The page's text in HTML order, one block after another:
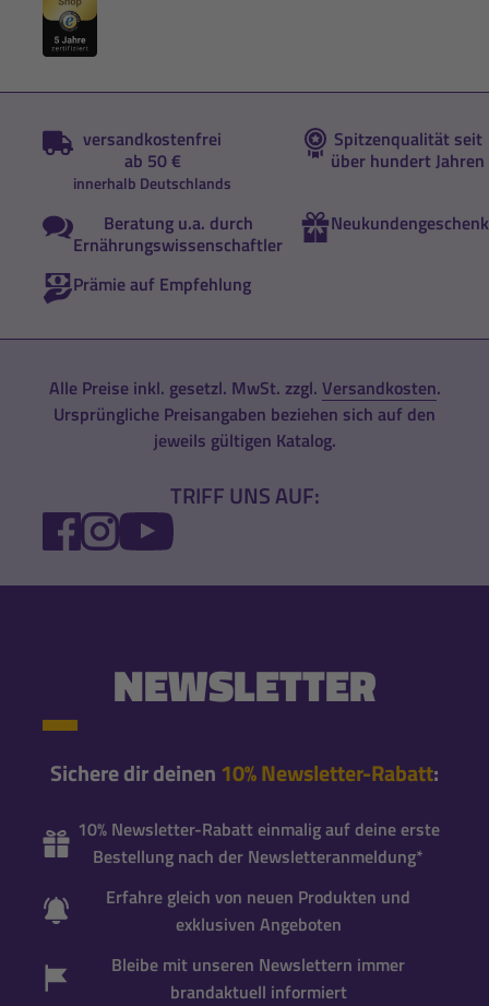
versandkostenfrei
ab 50 €
innerhalb Deutschlands
Spitzenqualität seit
über hundert Jahren
Beratung u.a. durch
Ernährungswissenschaftler
Neukundengeschenk
Prämie auf Empfehlung
Alle Preise inkl. gesetzl. MwSt. zzgl. Versandkosten.
Ursprüngliche Preisangaben beziehen sich auf den
jeweils gültigen Katalog.
TRIFF UNS AUF:
FACEBOOK
INSTAGRAM
YOUTUBE
NEWSLETTER
Sichere dir deinen 10% Newsletter-Rabatt:
10% Newsletter-Rabatt einmalig auf deine erste
Bestellung nach der Newsletteranmeldung*
Erfahre gleich von neuen Produkten und
exklusiven Angeboten
Bleibe mit unseren Newslettern immer
brandaktuell informiert